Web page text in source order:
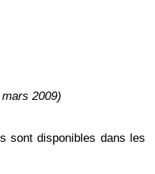
2009)
sont disponibles dans les